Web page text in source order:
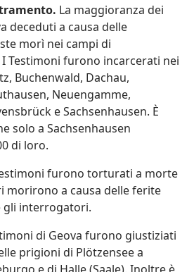
La maggioranza dei
deceduti a causa delle
morì nei campi di
Testimoni furono incarcerati nei
Buchenwald, Dachau,
Neuengamme,
e Sachsenhausen. È
solo a Sachsenhausen
di loro.
furono torturati a morte
morirono a causa delle ferite
interrogatori.
di Geova furono giustiziati
prigioni di Plötzensee a